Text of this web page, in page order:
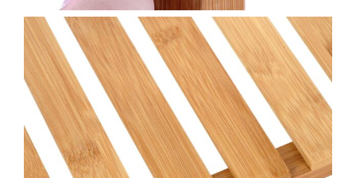
Suporturi flori si ghivece
Pet Shop
Ansambluri de joaca animale
Culcusuri pentru animale
Custi, cotete si tarcuri
Litiere
Electronice & Iluminat
Iluminat